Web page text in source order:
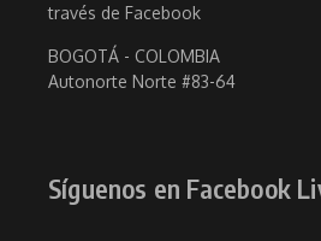
través de Facebook
BOGOTÁ - COLOMBIA
Autonorte Norte #83-64
Síguenos en Facebook